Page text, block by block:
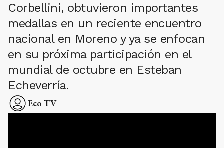
Corbellini, obtuvieron importantes
medallas en un reciente encuentro
nacional en Moreno y ya se enfocan
en su próxima participación en el
mundial de octubre en Esteban
Echeverría.
Eco TV